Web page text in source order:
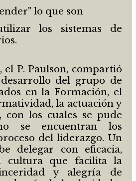
lo que son
los sistemas de
el P. Paulson, compartió
del grupo de
en la Formación, el
la actuación y
con los cuales se pude
se encuentran los
del liderazgo. Un
delegar con eficacia,
cultura que facilita la
y alegría de